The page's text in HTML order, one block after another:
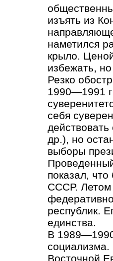
изъять из
наметился
крыло.
избежать,
Резко
1990—1991
себя
др.), но
выборы
показал,
СССР. Летом
республик.
единства.
В
Восточной